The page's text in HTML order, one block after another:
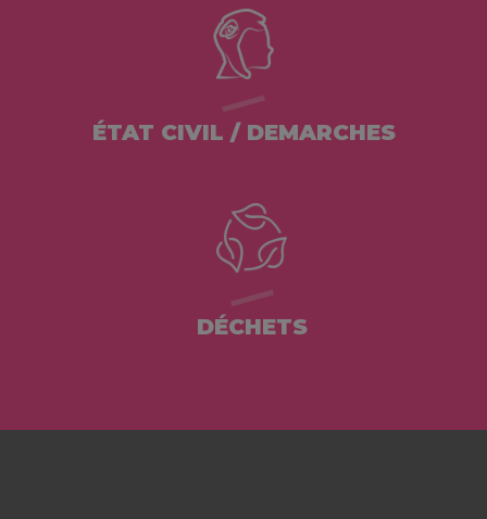
ÉTAT CIVIL / DEMARCHES
DÉCHETS